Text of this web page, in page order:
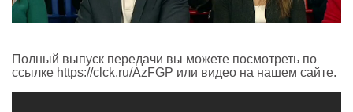
Полный выпуск передачи вы можете посмотреть по
ссылке https://clck.ru/AzFGP или видео на нашем сайте.